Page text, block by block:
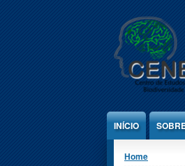
INÍCIO
You are
Home